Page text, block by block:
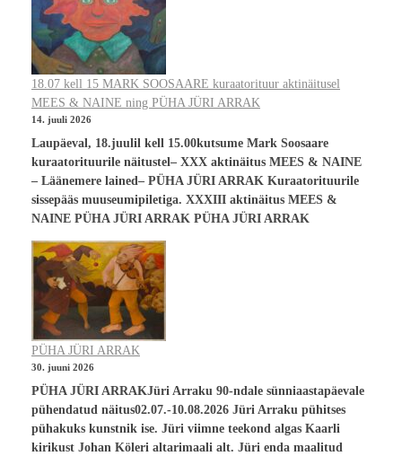
18.07 kell 15 MARK SOOSAARE kuraatorituur aktinäitusel
MEES & NAINE ning PÜHA JÜRI ARRAK
14. juuli 2026
Laupäeval, 18.juulil kell 15.00kutsume Mark Soosaare
kuraatorituurile näitustel– XXX aktinäitus MEES & NAINE
– Läänemere lained– PÜHA JÜRI ARRAK Kuraatorituurile
sissepääs muuseumipiletiga. XXXIII aktinäitus MEES &
NAINE PÜHA JÜRI ARRAK PÜHA JÜRI ARRAK
PÜHA JÜRI ARRAK
30. juuni 2026
PÜHA JÜRI ARRAKJüri Arraku 90-ndale sünniaastapäevale
pühendatud näitus02.07.-10.08.2026 Jüri Arraku pühitses
pühakuks kunstnik ise. Jüri viimne teekond algas Kaarli
kirikust Johan Köleri altarimaali alt. Jüri enda maalitud